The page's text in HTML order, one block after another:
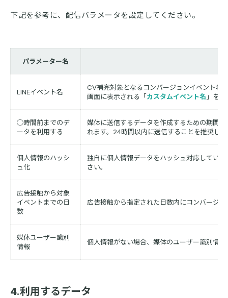
下記を参考に、配信パラメータを設定してください。
パラメーター名
LINEイベント名
CV補完対象となるコンバージョンイベント名
画面に表示される「カスタムイベント名 」を
◯時間前までのデ
ータを利用する
媒体に送信するデータを作成するための期間
れます。24時間以内に送信することを推奨しま
個人情報のハッシ
ュ化
独自に個人情報データをハッシュ対応してい
さい。
広告接触から対象
イベントまでの日
数
広告接触から指定された日数内にコンバージ
媒体ユーザー識別
情報
個人情報がない場合、媒体のユーザー識別情
4.利用するデータ